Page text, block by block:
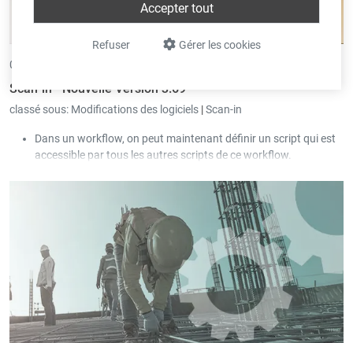
Gérer les cookies
Refuser
Accepter tout
04/06/2026 •
Scan-in - Nouvelle Version 3.69
classé sous: Modifications des logiciels |Scan-in
Dans un workflow, on peut maintenant définir un script qui est
accessible par tous les autres scripts de ce workflow.
Désormais, Scan-in supporte cet accès via « Microsoft Graph
La valeur de la case à cocher « Afficher toutes les sociétés » est
sauvegardée pour chaque utilisateur.